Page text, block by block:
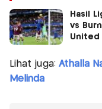
Hasil
vs
United
Lihat juga: Athalla
Melinda